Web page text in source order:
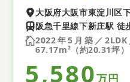
大阪府大阪市東淀川区
阪急千里線下新庄駅 徒
2022年5月築／
67.17m²（約20.31坪）
5,580万円